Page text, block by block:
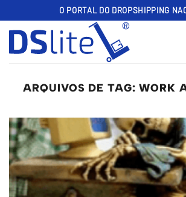
to
content
O PORTAL DO DROPSHIPPING
ARQUIVOS DE TAG:WORK